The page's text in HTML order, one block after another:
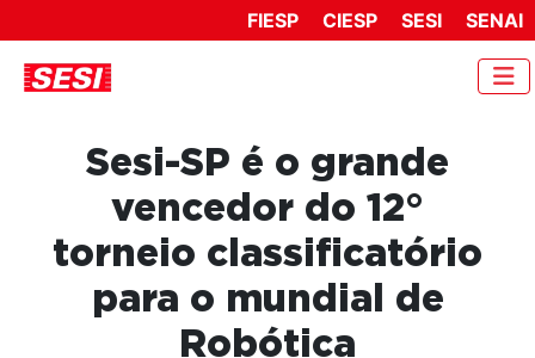
FIESP CIESP SESI SENAI
Sesi-SP é o grande
vencedor do 12°
torneio classificatório
para o mundial de
Robótica